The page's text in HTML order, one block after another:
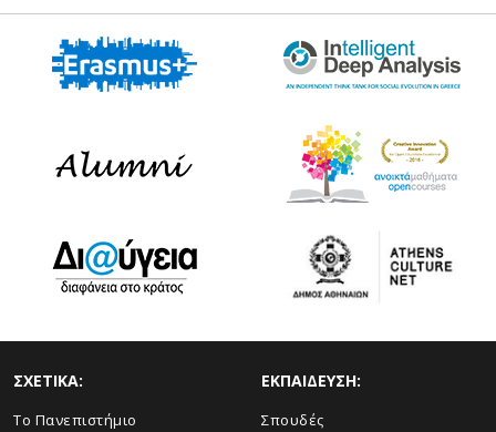
ΣΧΕΤΙΚΑ:
Το Πανεπιστήμιο
ΕΚΠΑΙΔΕΥΣΗ:
Σπουδές